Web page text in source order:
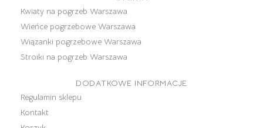
Kwiaty na pogrzeb Warszawa
Wieńce pogrzebowe Warszawa
Wiązanki pogrzebowe Warszawa
Stroiki na pogrzeb Warszawa
DODATKOWE INFORMACJE
Regulamin sklepu
Kontakt